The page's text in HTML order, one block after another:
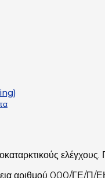
αριθμού 000/ΓΕ/Π/